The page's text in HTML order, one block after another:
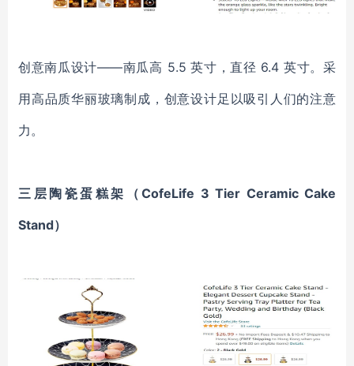
创意南瓜设计——南瓜高 5.5 英寸，直径 6.4 英寸。采
用高品质华丽玻璃制成，创意设计足以吸引人们的注意
力。
三层陶瓷蛋糕架
（CofeLife 3 Tier Ceramic Cake
Stand）